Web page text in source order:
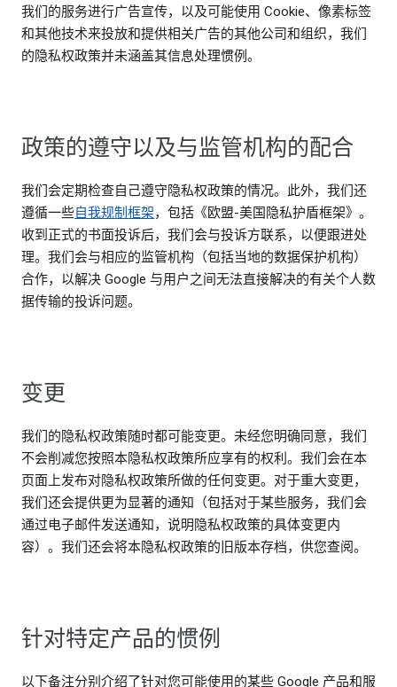
我们的服务进行广告宣传，以及可能使用 Cookie、像素标签
和其他技术来投放和提供相关广告的其他公司和组织，我们
的隐私权政策并未涵盖其信息处理惯例。
政策的遵守以及与监管机构的配合
我们会定期检查自己遵守隐私权政策的情况。此外，我们还
遵循一些自我规制框架，包括《欧盟-美国隐私护盾框架》。
收到正式的书面投诉后，我们会与投诉方联系，以便跟进处
理。我们会与相应的监管机构（包括当地的数据保护机构）
合作，以解决 Google 与用户之间无法直接解决的有关个人数
据传输的投诉问题。
变更
我们的隐私权政策随时都可能变更。未经您明确同意，我们
不会削减您按照本隐私权政策所应享有的权利。我们会在本
页面上发布对隐私权政策所做的任何变更。对于重大变更，
我们还会提供更为显著的通知（包括对于某些服务，我们会
通过电子邮件发送通知，说明隐私权政策的具体变更内
容）。我们还会将本隐私权政策的旧版本存档，供您查阅。
针对特定产品的惯例
以下备注分别介绍了针对您可能使用的某些 Google 产品和服